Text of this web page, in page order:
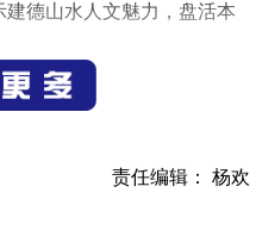
德山水人文魅力，盘活本
记者，当天开机拍摄，大
城古镇拥有深厚的文化底蕴
责任编辑： 杨欢